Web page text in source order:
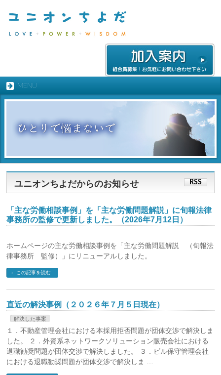
MENU
ユニオンちよだからのお知らせ RSS
「主な労働相談事例」を「主な労働問題解説」に旬報法律
事務所の監修で更新しました。（2026年7月12日）
ホームページの主な労働相談事例を「主な労働問題解説 （旬報法
律事務所 監修）」にリニューアルしました。
この記事を読む
直近の解決事例（２０２６年７月５日現在）
解決した事案
１．不動産管理会社における本採用拒否問題が団体交渉で解決しま
した。 ２．外資系ネットワークソリューション販売会社における
退職勧奨問題が団体交渉で解決しました。 ３．ビル保守管理会社
における退職勧奨問題が団体交渉で解決しま …